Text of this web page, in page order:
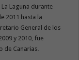
Laguna durante
2011 hasta la
General de los
y 2010, fue
de Canarias.